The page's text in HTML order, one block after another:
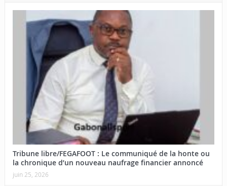
Tribune libre/FEGAFOOT : Le communiqué de la honte ou
la chronique d’un nouveau naufrage financier annoncé
juin 25, 2026